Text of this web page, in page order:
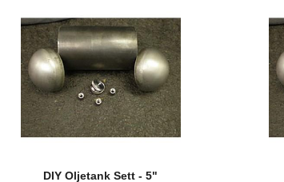
DIY Oljetank Sett - 5"